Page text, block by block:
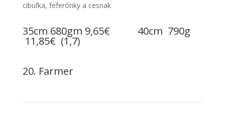
cibuľka, feferónky a cesnak
35cm 680gm 9,65€ 40cm 790g
11,85€ (1,7)
20. Farmer